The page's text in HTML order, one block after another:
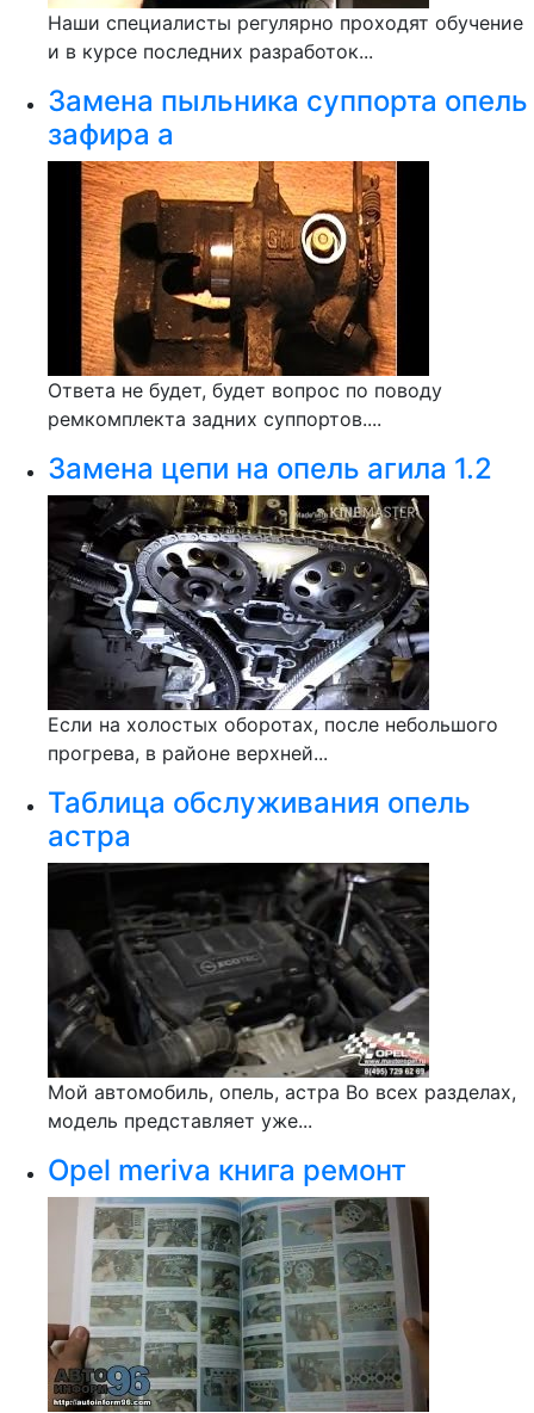
Наши специалисты регулярно проходят обучение
и в курсе последних разработок...
Замена пыльника суппорта опель
зафира а
Ответа не будет, будет вопрос по поводу
ремкомплекта задних суппортов....
Замена цепи на опель агила 1.2
Если на холостых оборотах, после небольшого
прогрева, в районе верхней...
Таблица обслуживания опель
астра
Мой автомобиль, опель, астра Во всех разделах,
модель представляет уже...
Opel meriva книга ремонт